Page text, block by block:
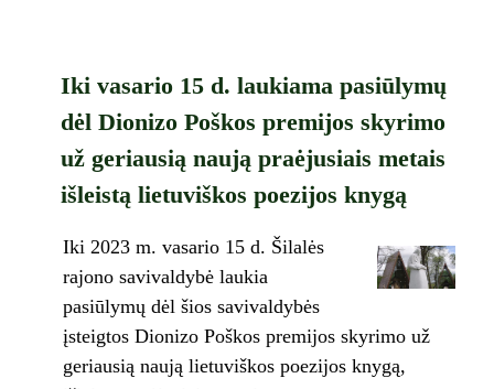
Iki vasario 15 d. laukiama pasiūlymų
dėl Dionizo Poškos premijos skyrimo
už geriausią naują praėjusiais metais
išleistą lietuviškos poezijos knygą
Iki 2023 m. vasario 15 d. Šilalės
rajono savivaldybė laukia
pasiūlymų dėl šios savivaldybės
įsteigtos Dionizo Poškos premijos skyrimo už
geriausią naują lietuviškos poezijos knygą,